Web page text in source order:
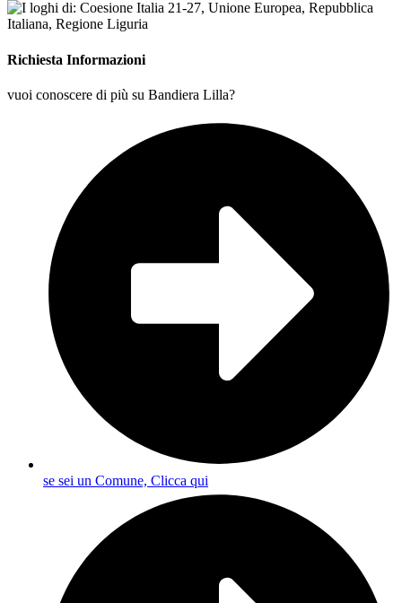
Richiesta Informazioni
vuoi conoscere di più su Bandiera Lilla?
se sei un Comune, Clicca qui